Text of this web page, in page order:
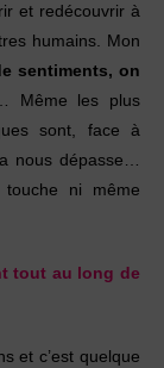
et redécouvrir à
humains. Mon
sentiments, on
Même les plus
sont, face à
nous dépasse…
ni même
tout au long de
et c’est quelque